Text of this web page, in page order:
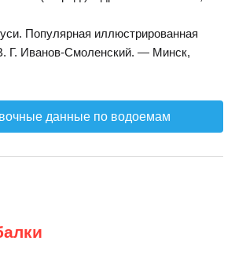
Популярная иллюстрированная
Г. Иванов-Смоленский. — Минск,
данные по водоемам